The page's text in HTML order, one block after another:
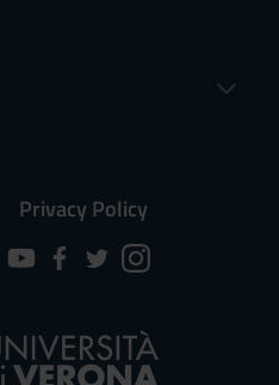
Privacy Policy